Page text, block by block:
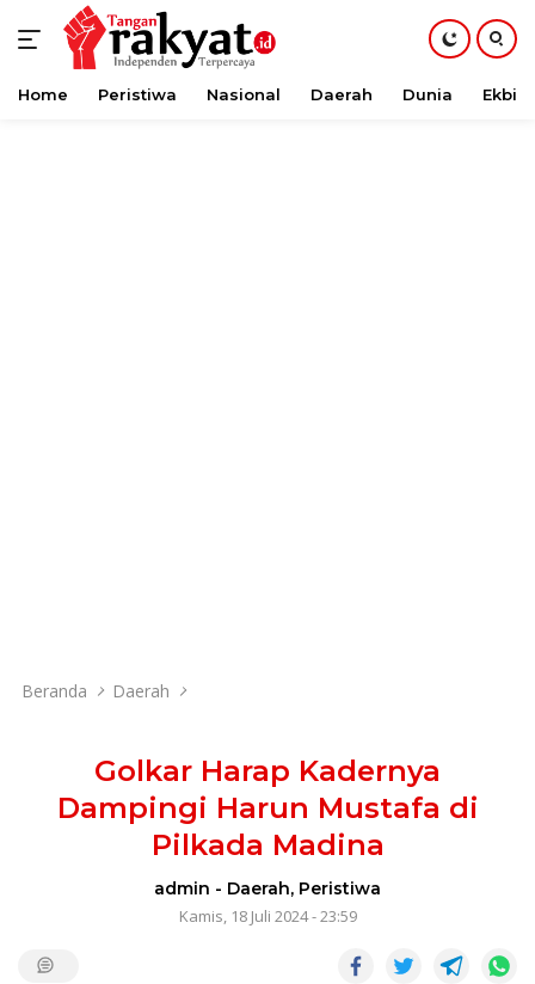
Langsung
Home Peristiwa Nasional Daerah Dunia Ekbis
Beranda Daerah
Golkar Harap Kadernya
Dampingi Harun Mustafa di
Pilkada Madina
admin - Daerah, Peristiwa
Kamis, 18 Juli 2024 - 23:59